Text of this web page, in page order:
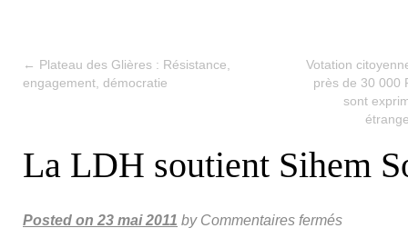
← Plateau des Glières : Résistance,
engagement, démocratie
Votation
près de 30 000
sont
La LDH soutient Sihem
Posted on 23 mai 2011 by Commentaires fermés